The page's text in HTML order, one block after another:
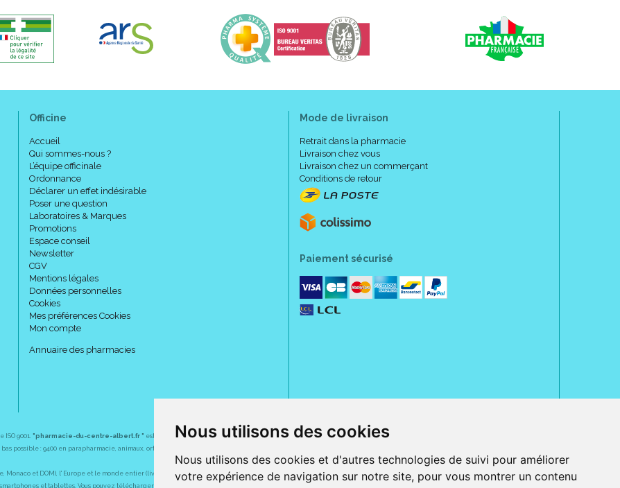
Nous utilisons des cookies
Nous utilisons des cookies et d'autres technologies de suivi pour améliorer
votre expérience de navigation sur notre site, pour vous montrer un contenu
Officine
Accueil
Qui sommes-nous ?
L’équipe officinale
Ordonnance
Déclarer un effet indésirable
Poser une question
Laboratoires & Marques
Promotions
Espace conseil
Newsletter
CGV
Mentions légales
Données personnelles
Cookies
Mes préférences Cookies
Mon compte
Annuaire des pharmacies
Mode de livraison
Retrait dans la pharmacie
Livraison chez vous
Livraison chez un commerçant
Conditions de retour
Paiement sécurisé
9001. "pharmacie-du-centre-albert.fr " est le site internet de la pharmacie du centre
, 32 rue Jeanne d' Harcourt, 80300 Albert.
possible : 9400 en parapharmacie, animaux, orthopédie, matériel médical. 1700 en médicaments sans ordonnance.
et DOM), l' Europe et le monde entier (livraison assuré par Colissimo et ses partenaires à l' étranger).
et tablettes. Vous pouvez télécharger gratuitement l' application sur l' AppStore (pour iPhone, iPad et iPod touch), ou sur Google Play (pour Androïd 5.0 ou version